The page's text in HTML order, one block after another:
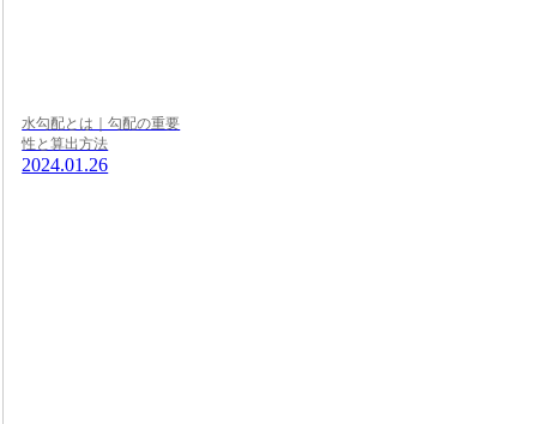
水勾配とは｜勾配の重要
性と算出方法
2024.01.26